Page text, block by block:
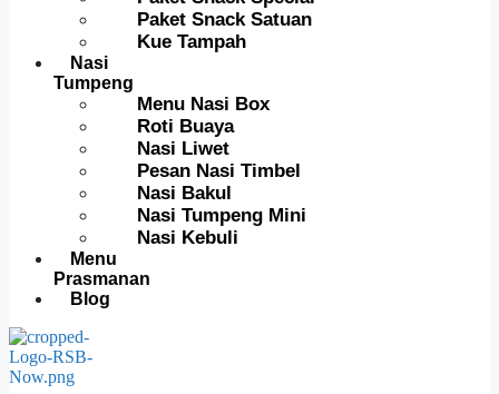
Paket Snack Satuan
Kue Tampah
Nasi
Tumpeng
Menu Nasi Box
Roti Buaya
Nasi Liwet
Pesan Nasi Timbel
Nasi Bakul
Nasi Tumpeng Mini
Nasi Kebuli
Menu
Prasmanan
Blog